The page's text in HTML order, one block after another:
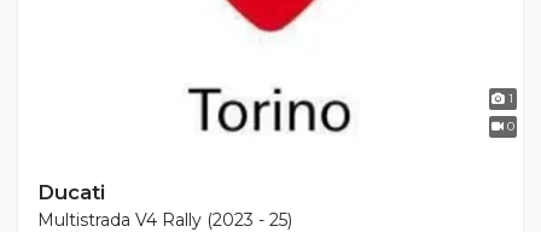
1
0
Ducati
Multistrada V4 Rally (2023 - 25)